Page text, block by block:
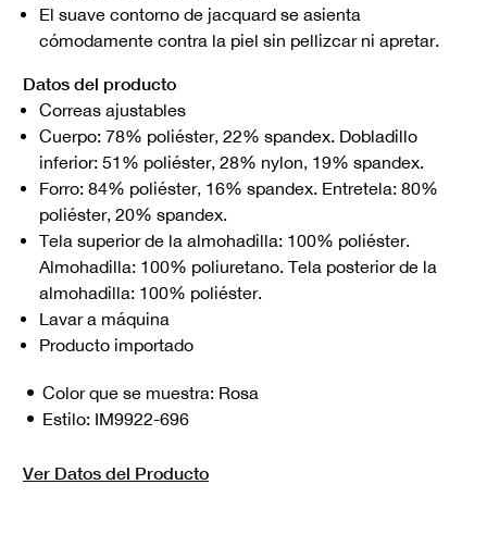
El suave contorno de jacquard se asienta
cómodamente contra la piel sin pellizcar ni apretar.
Datos del producto
Correas ajustables
Cuerpo: 78% poliéster, 22% spandex. Dobladillo
inferior: 51% poliéster, 28% nylon, 19% spandex.
Forro: 84% poliéster, 16% spandex. Entretela: 80%
poliéster, 20% spandex.
Tela superior de la almohadilla: 100% poliéster.
Almohadilla: 100% poliuretano. Tela posterior de la
almohadilla: 100% poliéster.
Lavar a máquina
Producto importado
Color que se muestra: Rosa
Estilo: IM9922-696
Ver Datos del Producto